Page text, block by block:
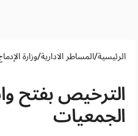
الرئيسية/المساطر الادارية/وزارة
الترخيص بفتح
الجمعيات